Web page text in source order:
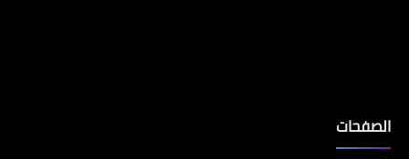
الصفحات